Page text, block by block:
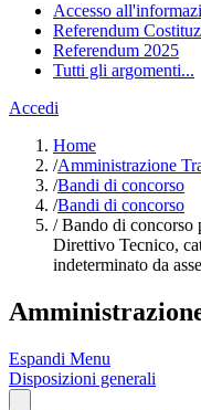
Accesso
Referendum
Referendum 2025
Tutti gli argomenti...
Accedi
Home
/Amministrazione
/Bandi di concorso
/Bandi di concorso
/Bando di concorso
Direttivo Tecnico,
indeterminato da
Espandi Menu
Disposizioni generali